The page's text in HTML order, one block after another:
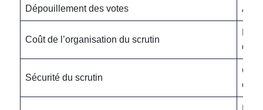
Dépouillement des votes
Coût de l’organisation du scrutin
Sécurité du scrutin